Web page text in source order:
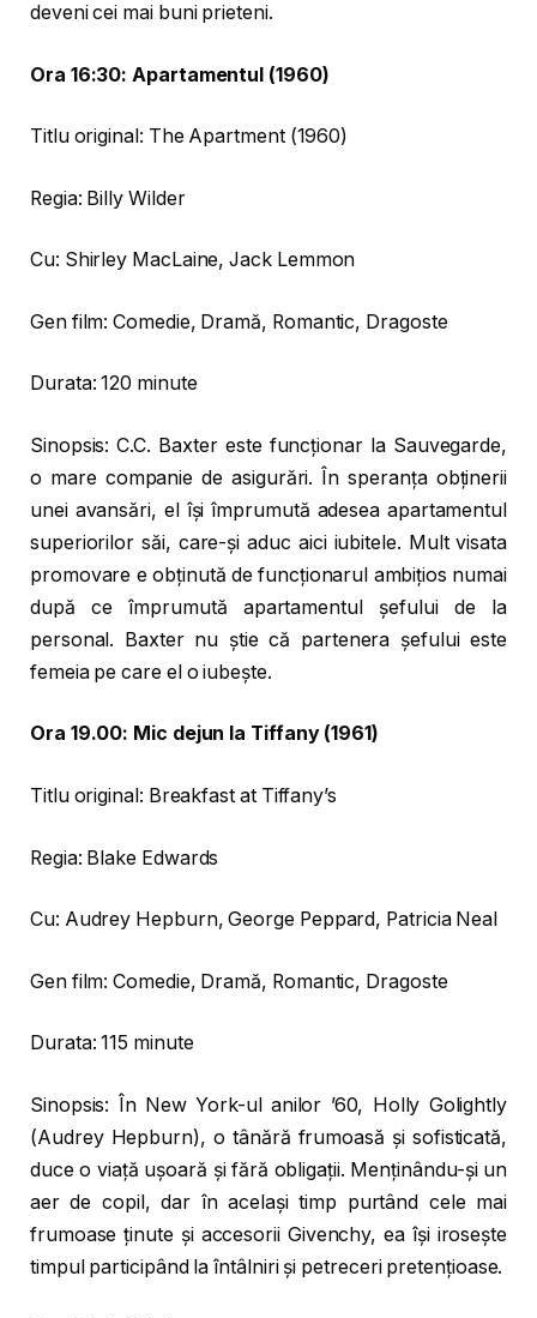
deveni cei mai buni prieteni.
Ora 16:30: Apartamentul (1960)
Titlu original: The Apartment (1960)
Regia: Billy Wilder
Cu: Shirley MacLaine, Jack Lemmon
Gen film: Comedie, Dramă, Romantic, Dragoste
Durata: 120 minute
Sinopsis: C.C. Baxter este funcționar la Sauvegarde,
o mare companie de asigurări. În speranța obținerii
unei avansări, el își împrumută adesea apartamentul
superiorilor săi, care-și aduc aici iubitele. Mult visata
promovare e obținută de funcționarul ambițios numai
după ce împrumută apartamentul șefului de la
personal. Baxter nu știe că partenera șefului este
femeia pe care el o iubește.
Ora 19.00: Mic dejun la Tiffany (1961)
Titlu original: Breakfast at Tiffany’s
Regia: Blake Edwards
Cu: Audrey Hepburn, George Peppard, Patricia Neal
Gen film: Comedie, Dramă, Romantic, Dragoste
Durata: 115 minute
Sinopsis: În New York-ul anilor ’60, Holly Golightly
(Audrey Hepburn), o tânără frumoasă și sofisticată,
duce o viață ușoară și fără obligații. Menținându-și un
aer de copil, dar în același timp purtând cele mai
frumoase ținute și accesorii Givenchy, ea își irosește
timpul participând la întâlniri și petreceri pretențioase.